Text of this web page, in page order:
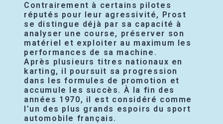
Contrairement à certains pilotes
réputés pour leur agressivité, Prost
se distingue déjà par sa capacité à
analyser une course, préserver son
matériel et exploiter au maximum les
performances de sa machine.
Après plusieurs titres nationaux en
karting, il poursuit sa progression
dans les formules de promotion et
accumule les succès. À la fin des
années 1970, il est considéré comme
l’un des plus grands espoirs du sport
automobile français.